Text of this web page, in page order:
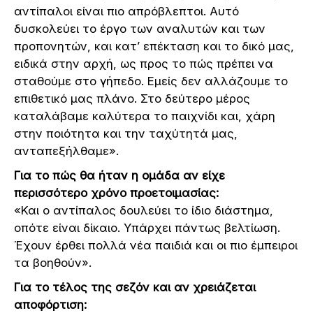
αντίπαλοι είναι πιο απρόβλεπτοι. Αυτό
δυσκολεύει το έργο των αναλυτών και των
προπονητών, και κατ’ επέκταση και το δικό μας,
ειδικά στην αρχή, ως προς το πώς πρέπει να
σταθούμε στο γήπεδο. Εμείς δεν αλλάζουμε το
επιθετικό μας πλάνο. Στο δεύτερο μέρος
καταλάβαμε καλύτερα το παιχνίδι και, χάρη
στην ποιότητα και την ταχύτητά μας,
ανταπεξήλθαμε».
Για το πώς θα ήταν η ομάδα αν είχε
περισσότερο χρόνο προετοιμασίας:
«Και ο αντίπαλος δουλεύει το ίδιο διάστημα,
οπότε είναι δίκαιο. Υπάρχει πάντως βελτίωση.
Έχουν έρθει πολλά νέα παιδιά και οι πιο έμπειροι
τα βοηθούν».
Για το τέλος της σεζόν και αν χρειάζεται
αποφόρτιση: